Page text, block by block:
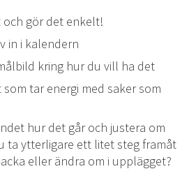
och gör det enkelt!
in i kalendern
kring hur du vill ha det
tar energi med saker som
hur det går och justera om
ta ytterligare ett litet steg framåt
eller ändra om i upplägget?